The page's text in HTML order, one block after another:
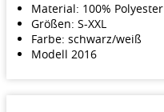
Material: 100% Polyester
Größen: S-XXL
Farbe: schwarz/weiß
Modell 2016